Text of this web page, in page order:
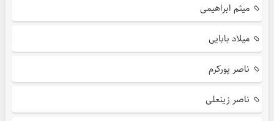
میثم ابراهیمی
میلاد بابایی
ناصر پورکرم
ناصر زینعلی